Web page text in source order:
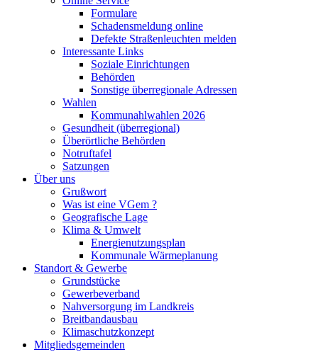
Formulare
Schadensmeldung online
Defekte Straßenleuchten melden
Interessante Links
Soziale Einrichtungen
Behörden
Sonstige überregionale Adressen
Wahlen
Kommunahlwahlen 2026
Gesundheit (überregional)
Überörtliche Behörden
Notruftafel
Satzungen
Über uns
Grußwort
Was ist eine VGem ?
Geografische Lage
Klima & Umwelt
Energienutzungsplan
Kommunale Wärmeplanung
Standort & Gewerbe
Grundstücke
Gewerbeverband
Nahversorgung im Landkreis
Breitbandausbau
Klimaschutzkonzept
Mitgliedsgemeinden